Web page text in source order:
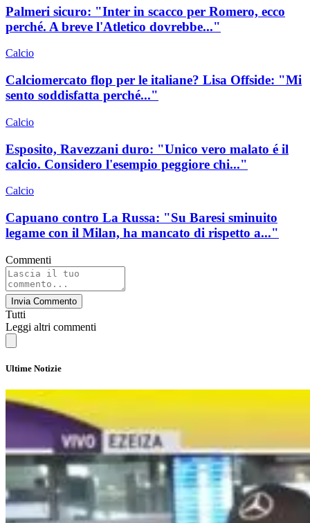
Palmeri sicuro: "Inter in scacco per Romero, ecco
perché. A breve l'Atletico dovrebbe..."
Calcio
Calciomercato flop per le italiane? Lisa Offside: "Mi
sento soddisfatta perché..."
Calcio
Esposito, Ravezzani duro: "Unico vero malato é il
calcio. Considero l'esempio peggiore chi..."
Calcio
Capuano contro La Russa: "Su Baresi sminuito
legame con il Milan, ha mancato di rispetto a..."
Commenti
Invia Commento
Tutti
Leggi altri commenti
Ultime Notizie